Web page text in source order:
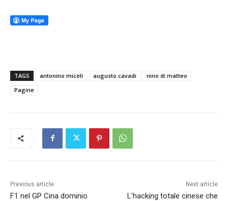
TAGS antonino miceli augusto cavadi
nino di matteo
Pagine
Previous article
F1 nel GP Cina dominio
Next article
L’hacking totale cinese che